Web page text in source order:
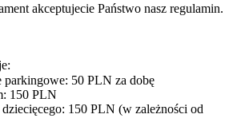
akceptujecie Państwo nasz regulamin.
parkingowe: 50 PLN za dobę
150 PLN
dziecięcego: 150 PLN (w zależności od